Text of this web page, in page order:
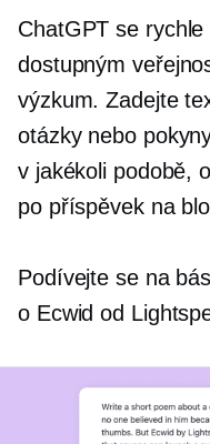
ChatGPT se
dostupným
výzkum. Zadejte
otázky nebo
v jakékoli podobě,
po příspěvek na
Podívejte se na
o Ecwid od